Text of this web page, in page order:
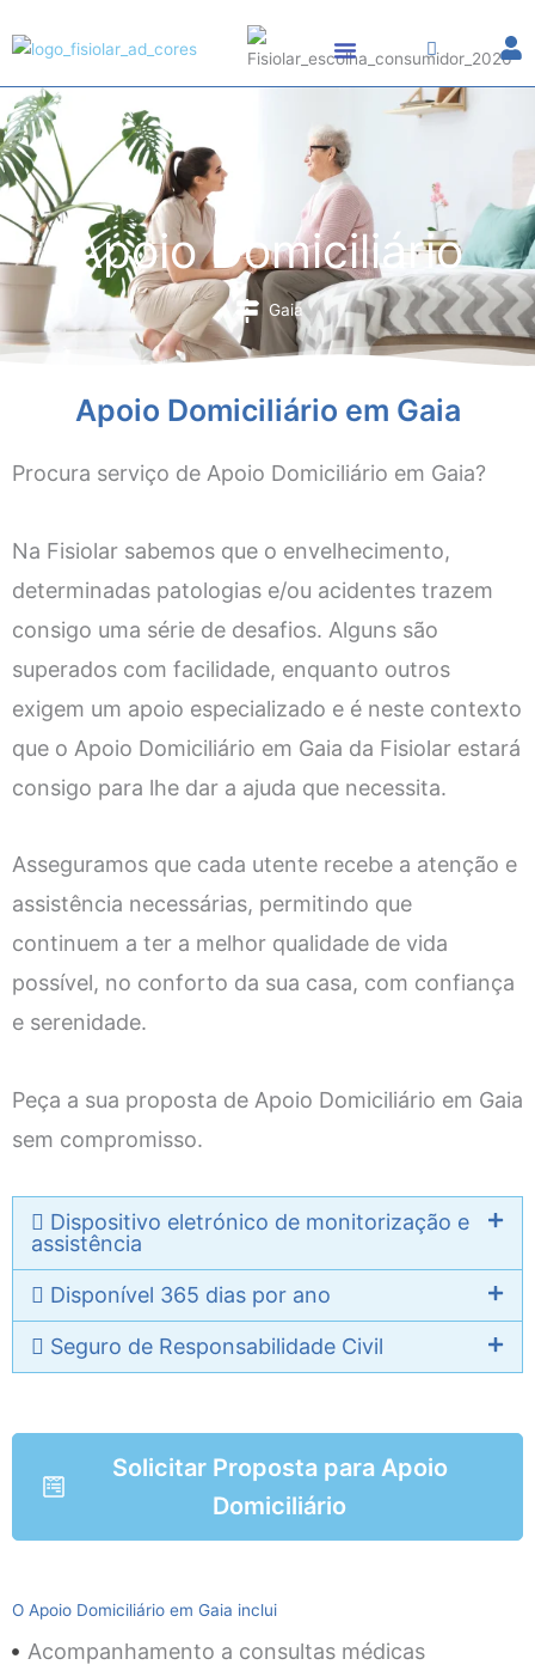
to
Apoio Domiciliário
Gaia
Apoio Domiciliário em Gaia
Procura serviço de Apoio Domiciliário em Gaia?
Na Fisiolar sabemos que o envelhecimento,
determinadas patologias e/ou acidentes trazem
consigo uma série de desafios. Alguns são
superados com facilidade, enquanto outros
exigem um apoio especializado e é neste contexto
que o Apoio Domiciliário em Gaia da Fisiolar estará
consigo para lhe dar a ajuda que necessita.
Asseguramos que cada utente recebe a atenção e
assistência necessárias, permitindo que
continuem a ter a melhor qualidade de vida
possível, no conforto da sua casa, com confiança
e serenidade.
Peça a sua proposta de Apoio Domiciliário em Gaia
sem compromisso.
Dispositivo eletrónico de monitorização e
assistência
Disponível 365 dias por ano
Seguro de Responsabilidade Civil
Solicitar Proposta para Apoio
Domiciliário
O Apoio Domiciliário em Gaia inclui
Acompanhamento a consultas médicas